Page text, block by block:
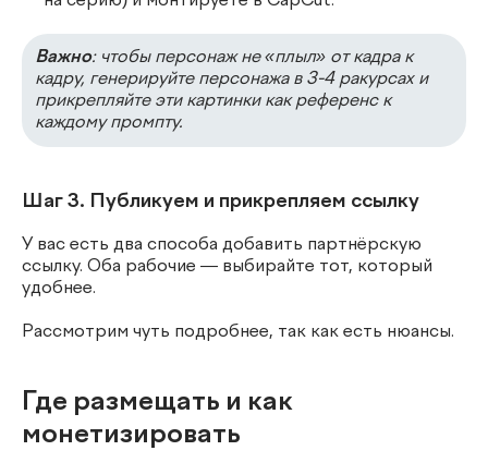
Важно: чтобы персонаж не «плыл» от кадра к
кадру, генерируйте персонажа в 3-4 ракурсах и
прикрепляйте эти картинки как референс к
каждому промпту.
Шаг 3. Публикуем и прикрепляем ссылку
У вас есть два способа добавить партнёрскую
ссылку. Оба рабочие — выбирайте тот, который
удобнее.
Рассмотрим чуть подробнее, так как есть нюансы.
Где размещать и как
монетизировать